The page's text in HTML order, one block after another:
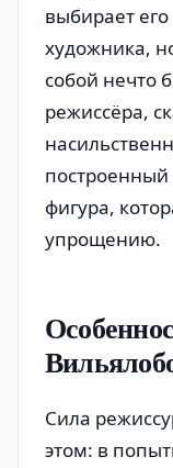
выбирает
художника,
собой нечто
режиссёра,
построенный
фигура,
упрощению.
Сила
этом: в